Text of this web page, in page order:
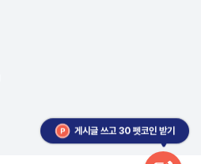
게시글 쓰고 30 펫코인 받기